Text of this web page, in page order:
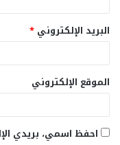
البريد الإلكتروني *
الموقع الإلكتروني
احفظ اسمي، بريدي